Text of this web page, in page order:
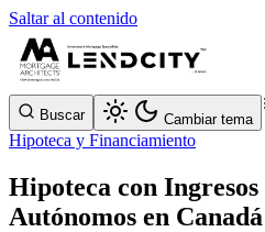
Saltar al contenido
Buscar Cambiar tema
Hipoteca y Financiamiento
Hipoteca con
Autónomos en Canadá